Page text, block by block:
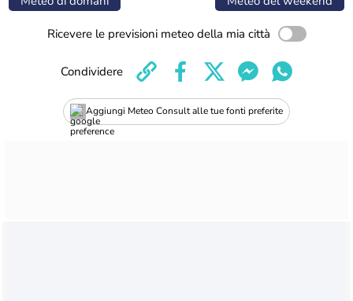
Ricevere le previsioni meteo della mia città
Aggiungi Meteo Consult alle tue fonti preferite
Condividere